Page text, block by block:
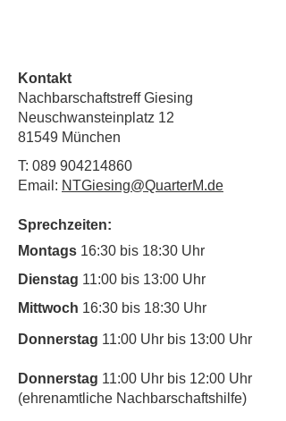
Kontakt
Nachbarschaftstreff Giesing
Neuschwansteinplatz 12
81549 München
T: 089 904214860
Email: NTGiesing@QuarterM.de
Sprechzeiten:
Montags 16:30 bis 18:30 Uhr
Dienstag 11:00 bis 13:00 Uhr
Mittwoch 16:30 bis 18:30 Uhr
Donnerstag 11:00 Uhr bis 13:00 Uhr
Donnerstag 11:00 Uhr bis 12:00 Uhr
(ehrenamtliche Nachbarschaftshilfe)